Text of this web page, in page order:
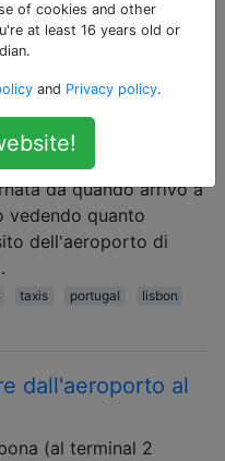
taxi dall'aeroporto
città?
in ritardo con
funziona
bagaglio del solito e
da quando arrivo a
vedendo quanto
dell'aeroporto di
taxis portugal
lisbon
dall'aeroporto al
(al terminal 2
of cookies and other
at least 16 years old or
and Privacy policy.